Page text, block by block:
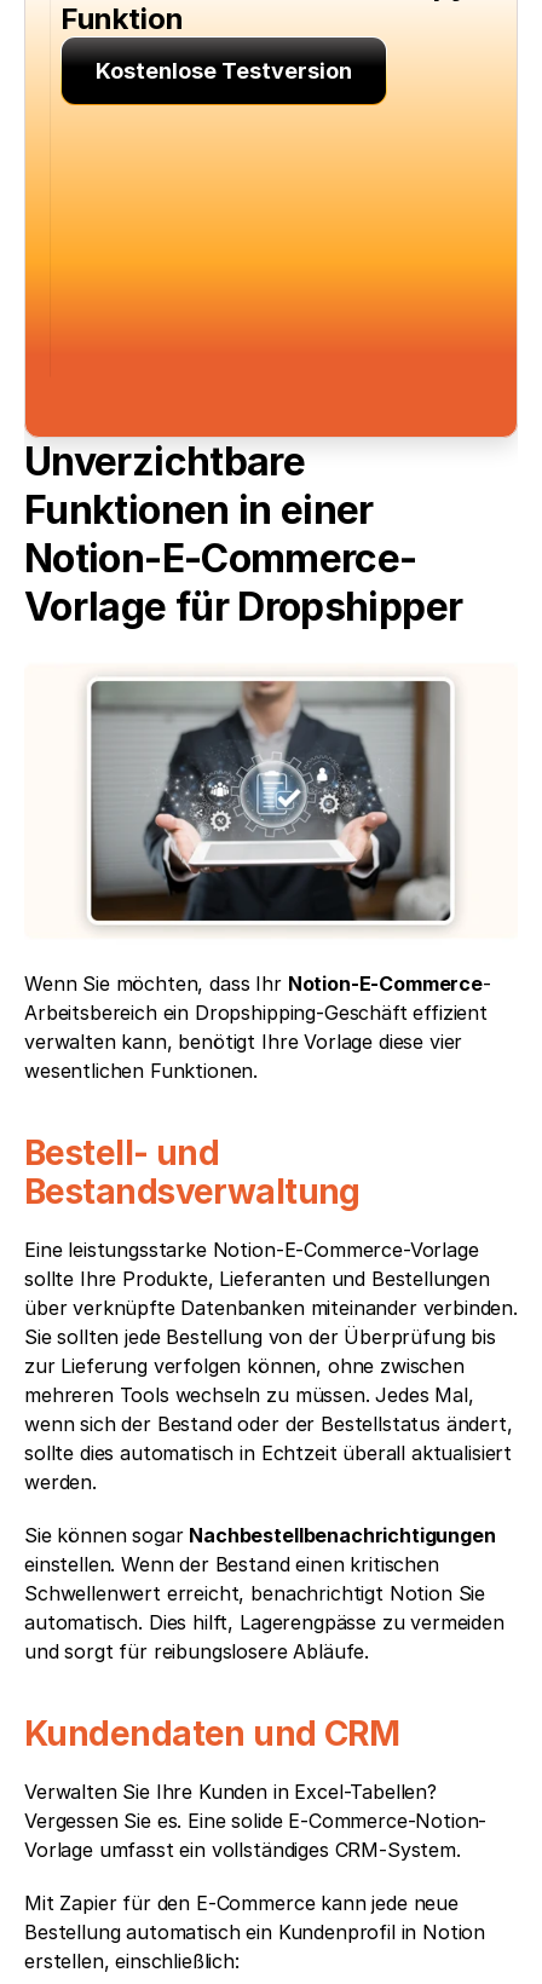
Funktion
Kostenlose Testversion
Unverzichtbare
Funktionen in einer
Notion-E-Commerce-
Vorlage für Dropshipper
Wenn Sie möchten, dass Ihr Notion-E-Commerce-
Arbeitsbereich ein Dropshipping-Geschäft effizient
verwalten kann, benötigt Ihre Vorlage diese vier
wesentlichen Funktionen.
Bestell- und
Bestandsverwaltung
Eine leistungsstarke Notion-E-Commerce-Vorlage
sollte Ihre Produkte, Lieferanten und Bestellungen
über verknüpfte Datenbanken miteinander verbinden.
Sie sollten jede Bestellung von der Überprüfung bis
zur Lieferung verfolgen können, ohne zwischen
mehreren Tools wechseln zu müssen. Jedes Mal,
wenn sich der Bestand oder der Bestellstatus ändert,
sollte dies automatisch in Echtzeit überall aktualisiert
werden.
Sie können sogar Nachbestellbenachrichtigungen
einstellen. Wenn der Bestand einen kritischen
Schwellenwert erreicht, benachrichtigt Notion Sie
automatisch. Dies hilft, Lagerengpässe zu vermeiden
und sorgt für reibungslosere Abläufe.
Kundendaten und CRM
Verwalten Sie Ihre Kunden in Excel-Tabellen?
Vergessen Sie es. Eine solide E-Commerce-Notion-
Vorlage umfasst ein vollständiges CRM-System.
Mit Zapier für den E-Commerce kann jede neue
Bestellung automatisch ein Kundenprofil in Notion
erstellen, einschließlich: